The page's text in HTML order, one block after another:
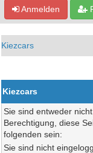
Anmelden
Kiezcars
Kiezcars
Sie sind entweder
Berechtigung, diese
folgenden sein:
Sie sind nicht